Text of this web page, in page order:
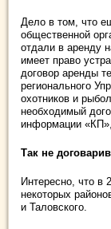
Дело в том, что
общественной
отдали в аренду
имеет право
договор аренды
регионального
охотников и
необходимый
информации
Так не
Интересно, что в
некоторых
и Таловского.